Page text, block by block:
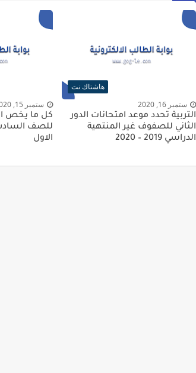
هاشتاك نت
ستمبر 16, 2020
التربية تُحدد موعد امتحانات الدور
الثاني للصفوف غير المنتهية
الدراسي 2019 – 2020
ستمبر 15, 2020
كل ما يخص
الاول